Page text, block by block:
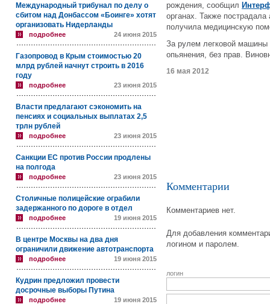
Международный трибунал по делу о
сбитом над Донбассом «Боинге» хотят
организовать Нидерланды
подробнее 24 июня 2015
Газопровод в Крым стоимостью 20
млрд рублей начнут строить в 2016
году
подробнее 23 июня 2015
Власти предлагают сэкономить на
пенсиях и социальных выплатах 2,5
трлн рублей
подробнее 23 июня 2015
Санкции ЕС против России продлены
на полгода
подробнее 23 июня 2015
Столичные полицейские ограбили
задержанного по дороге в отдел
подробнее 19 июня 2015
В центре Москвы на два дня
ограничили движение автотранспорта
подробнее 19 июня 2015
Кудрин предложил провести
досрочные выборы Путина
подробнее 19 июня 2015
рождения, сообщил
органах. Также
получила медицинскую
За рулем легковой машины
опьянения, без прав.
16 мая 2012
Комментарии
Комментариев нет.
Для добавления
логином и паролем.
логин